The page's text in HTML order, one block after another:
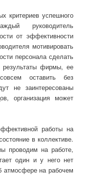
критериев успешного
руководитель
от эффективности
мотивировать
персонала сделать
результаты фирмы, ее
оставить без
не заинтересованы
организация может
работы на
в коллективе.
проводим на работе,
один и у него нет
атмосфере на рабочем